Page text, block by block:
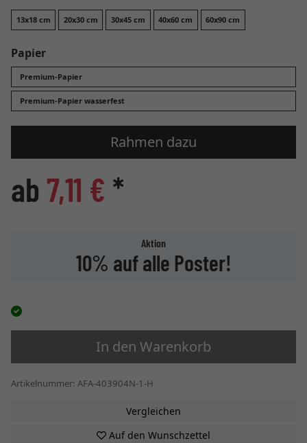
13x18 cm 20x30 cm 30x45 cm 40x60 cm 60x90 cm
Papier
Premium-Papier
Premium-Papier wasserfest
Rahmen dazu
ab 7,11 € *
Aktion
10% auf alle Poster!
In den Warenkorb
Artikelnummer: AFA-403904N-1-H
Vergleichen
Auf den Wunschzettel